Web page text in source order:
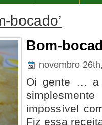
bocado’
Bom-
novembro
Oi gente … a
impossível
Fiz essa